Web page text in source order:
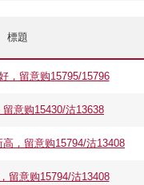
標題
，留意购15795/15796
意购15430/沽13638
，留意购15794/沽13408
留意购15794/沽13408